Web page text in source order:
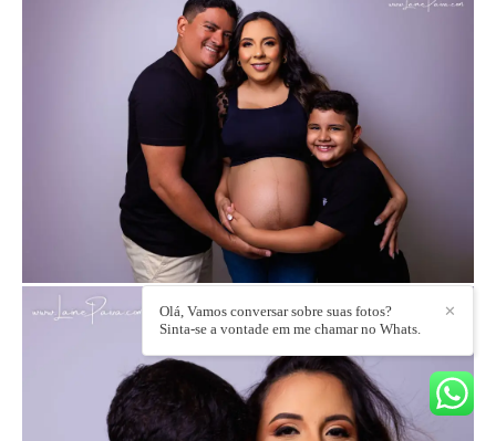
✕
Olá, Vamos conversar sobre suas fotos?
Sinta-se a vontade em me chamar no Whats.